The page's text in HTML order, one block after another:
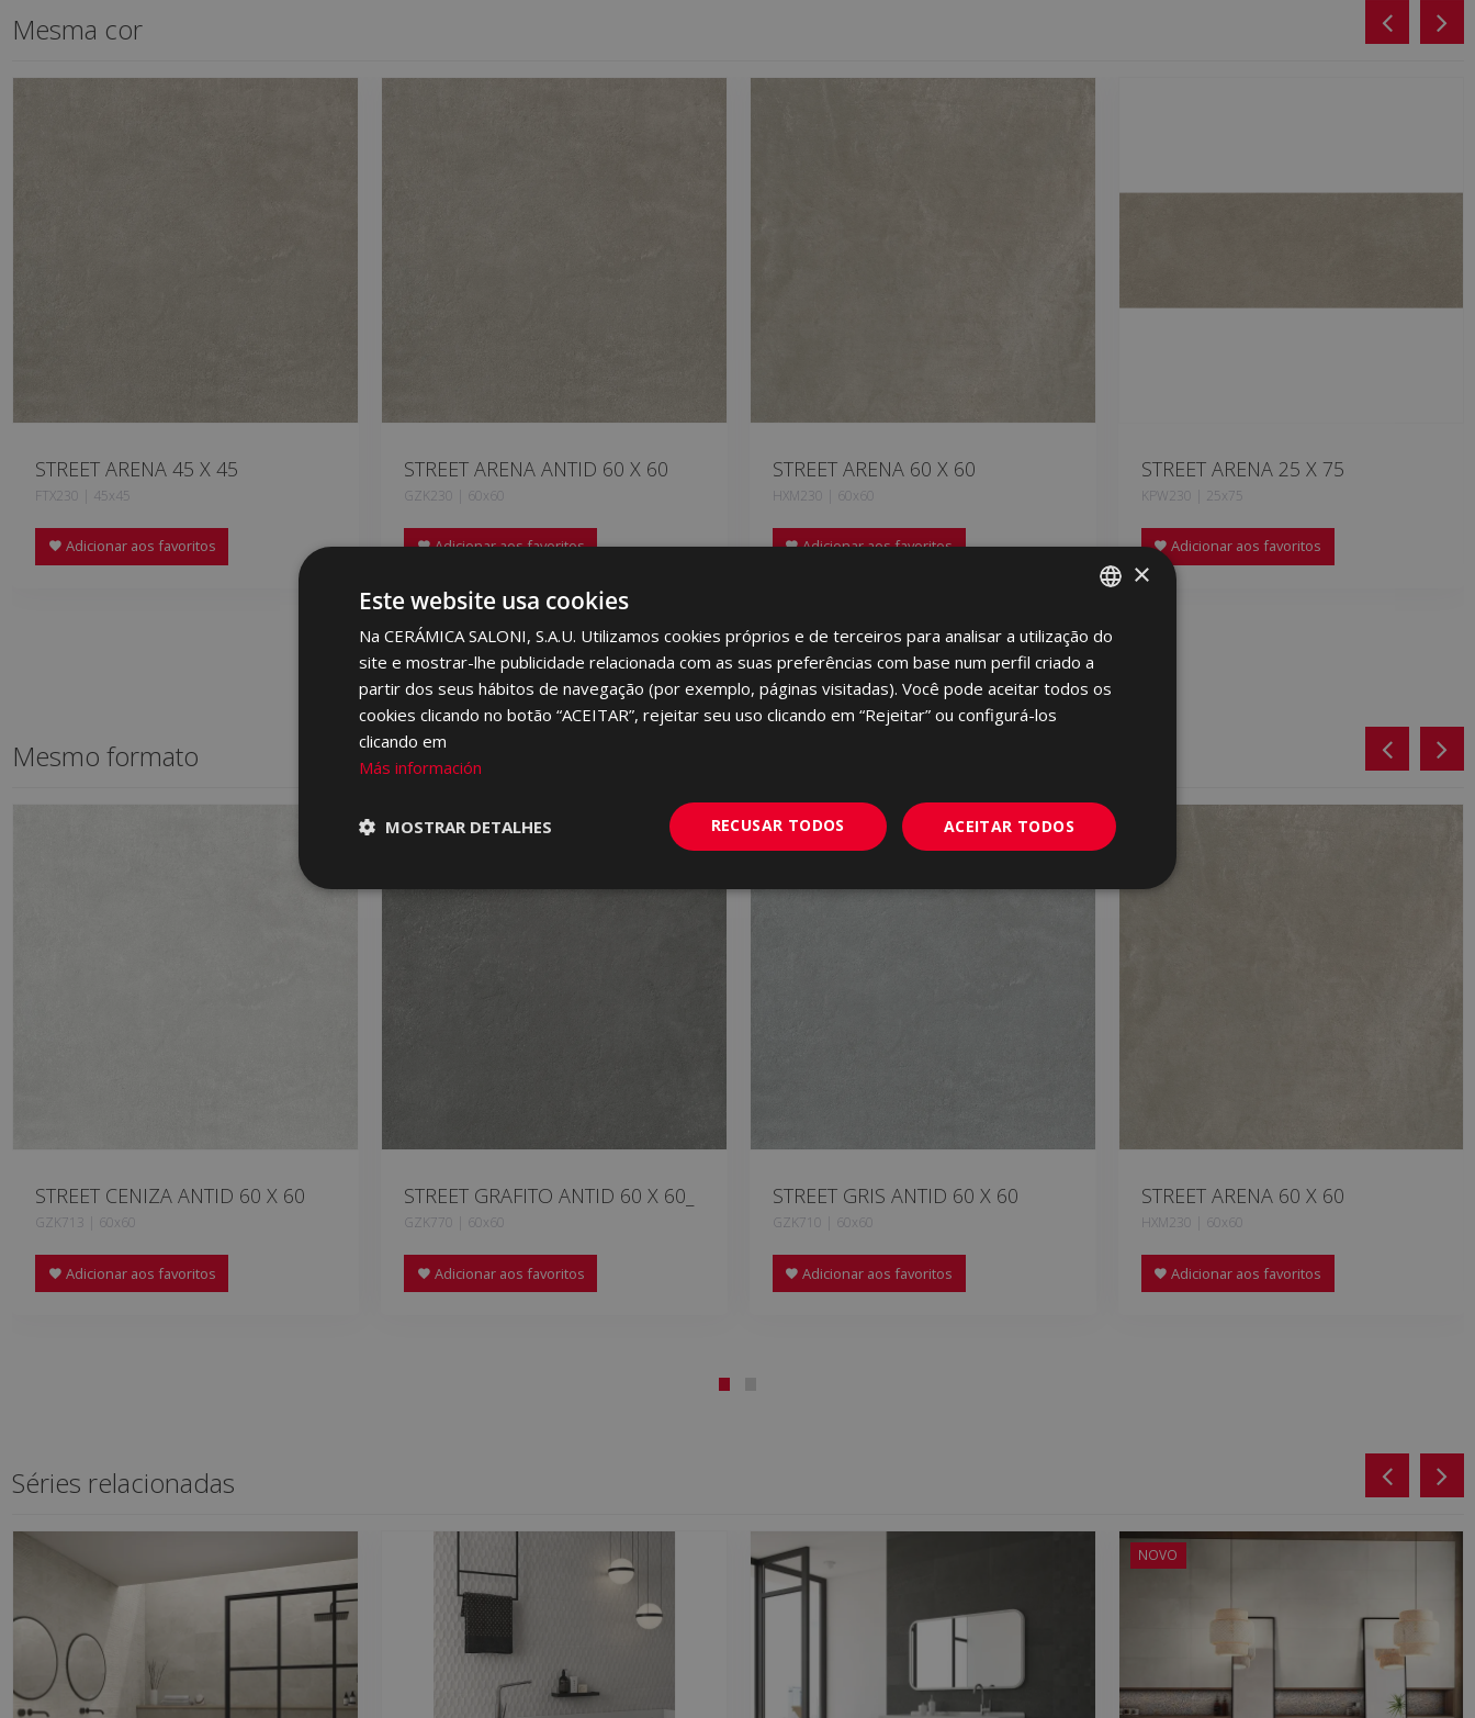
Mesma cor
STREET ARENA 45 X 45
FTX230 | 45x45
Adicionar aos favoritos
STREET ARENA ANTID 60 X 60
GZK230 | 60x60
Adicionar aos favoritos
STREET ARENA 60 X 60
HXM230 | 60x60
Adicionar aos favoritos
STREET ARENA 25 X 75
KPW230 | 25x75
Adicionar aos favoritos
Mesmo formato
STREET CENIZA ANTID 60 X 60
GZK713 | 60x60
Adicionar aos favoritos
STREET GRAFITO ANTID 60 X 60_
GZK770 | 60x60
Adicionar aos favoritos
STREET GRIS ANTID 60 X 60
GZK710 | 60x60
Adicionar aos favoritos
STREET ARENA 60 X 60
HXM230 | 60x60
Adicionar aos favoritos
Séries relacionadas
NOVO
SPANISH
ENGLISH
×
Este website usa cookies
Na CERÁMICA SALONI, S.A.U. Utilizamos cookies próprios e de terceiros para analisar a utilização do
site e mostrar-lhe publicidade relacionada com as suas preferências com base num perfil criado a
partir dos seus hábitos de navegação (por exemplo, páginas visitadas). Você pode aceitar todos os
cookies clicando no botão “ACEITAR”, rejeitar seu uso clicando em “Rejeitar” ou configurá-los
clicando em
Más información
ACEITAR TODOS
RECUSAR TODOS
MOSTRAR DETALHES